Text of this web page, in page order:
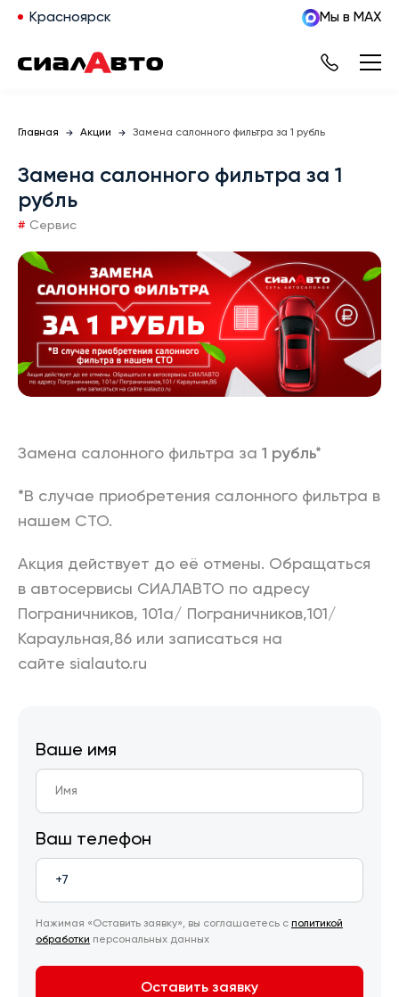
Красноярск Мы в MAX
Главная Акции Замена салонного фильтра за 1 рубль
Замена салонного фильтра за 1
рубль
Сервис
Замена салонного фильтра за 1 рубль*
*В случае приобретения салонного фильтра в
нашем СТО.
Акция действует до её отмены. Обращаться
в автосервисы СИАЛАВТО по адресу
Пограничников, 101а/ Пограничников,101/
Караульная,86 или записаться на
сайте sialauto.ru
Ваше имя
Ваш телефон
Нажимая «Оставить заявку», вы соглашаетесь с политикой
обработки персональных данных
Оставить заявку